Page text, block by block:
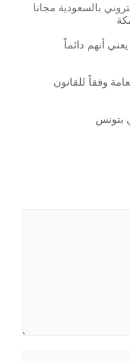
بالسعودية مجانا
أنهم دائماً
وفقاً للقانون
بتونس